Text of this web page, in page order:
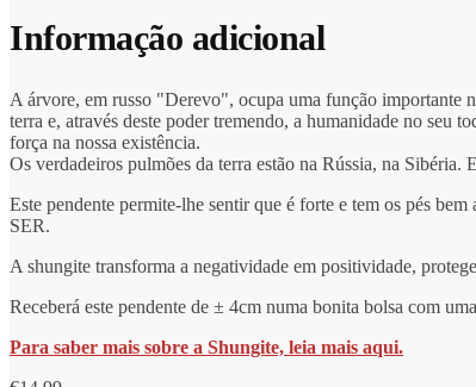
Informação adicional
A árvore, em russo "Derevo", ocupa uma função importante
terra e, através deste poder tremendo, a humanidade no seu
força na nossa existência.
Os verdadeiros pulmões da terra estão na Rússia, na
Este pendente permite-lhe sentir que é forte e tem os pés
SER.
A shungite transforma a negatividade em positividade,
Receberá este pendente de ± 4cm numa bonita bolsa com
Para saber mais sobre a Shungite, leia mais aqui.